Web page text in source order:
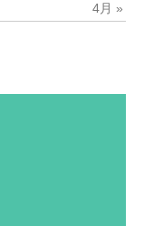
4月 »